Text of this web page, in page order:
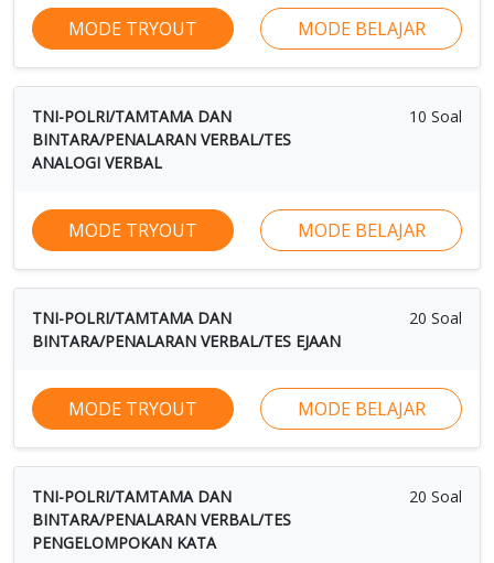
MODE TRYOUT MODE BELAJAR
TNI-POLRI/TAMTAMA DAN
BINTARA/PENALARAN VERBAL/TES
ANALOGI VERBAL
10 Soal
MODE TRYOUT MODE BELAJAR
TNI-POLRI/TAMTAMA DAN
BINTARA/PENALARAN VERBAL/TES EJAAN
20 Soal
MODE TRYOUT MODE BELAJAR
TNI-POLRI/TAMTAMA DAN
BINTARA/PENALARAN VERBAL/TES
PENGELOMPOKAN KATA
20 Soal